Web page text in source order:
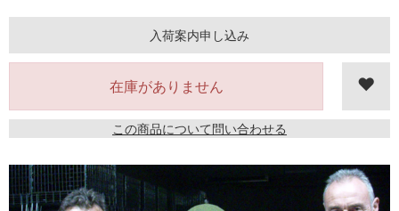
入荷案内申し込み
在庫がありません
この商品について問い合わせる